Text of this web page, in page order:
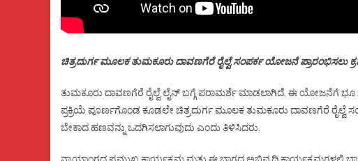
ಚಿತ್ರದುರ್ಗ ಮೂಲಕ ತುಮಕೂರು ದಾವಣಗೆರೆ ರೈಲ್ವೆ ಸಂಪರ್ಕ ಯೋಜನೆ ಪ್ರಾರಂಭಿಸಲು
ತುಮಕೂರು ದಾವಣಗೆರೆ ರೈಲ್ವೆ ಲೈನ್ ಬಗ್ಗೆ ಪರಾಮರ್ಶೆ ಮಾಡಲಾಗಿದೆ. ಈ ಯೋಜನೆಗೆ ಭೂ
ಪ್ರಕ್ರಿಯೆ ಪೂರ್ಣಗೊಂಡ ಕೂಡಲೇ ಚಿತ್ರದುರ್ಗ ಮೂಲಕ ತುಮಕೂರು ದಾವಣಗೆರೆ ರೈಲ್ವೆ
ಬೇಕಾದ ಹಣವನ್ನು ಒದಗಿಸಲಾಗುವುದು ಎಂದು ತಿಳಿಸಿದರು.